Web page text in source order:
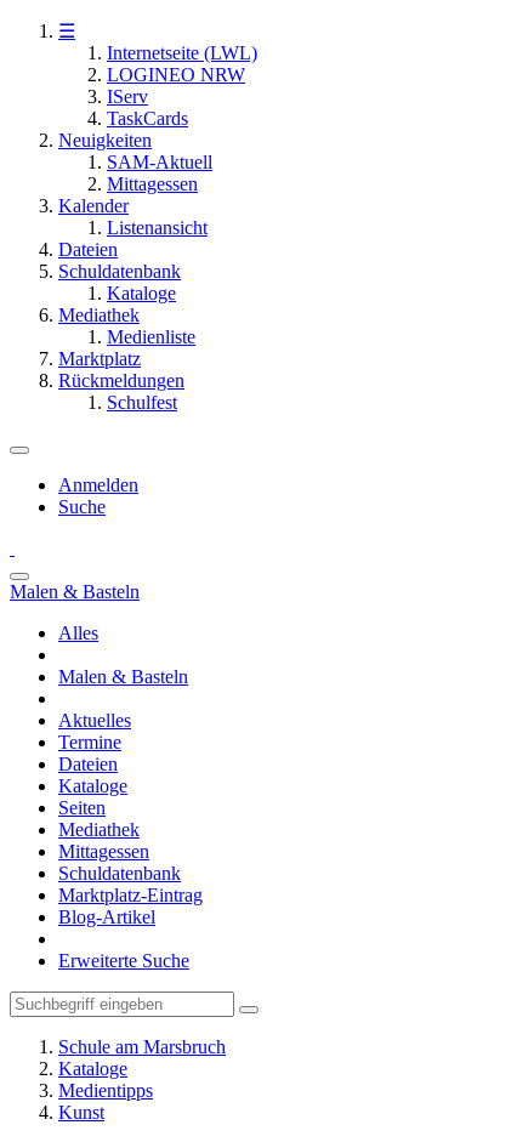
☰
Internetseite (LWL)
LOGINEO NRW
IServ
TaskCards
Neuigkeiten
SAM-Aktuell
Mittagessen
Kalender
Listenansicht
Dateien
Schuldatenbank
Kataloge
Mediathek
Medienliste
Marktplatz
Rückmeldungen
Schulfest
Anmelden
Suche
Malen & Basteln
Alles
Malen & Basteln
Aktuelles
Termine
Dateien
Kataloge
Seiten
Mediathek
Mittagessen
Schuldatenbank
Marktplatz-Eintrag
Blog-Artikel
Erweiterte Suche
Schule am Marsbruch
Kataloge
Medientipps
Kunst